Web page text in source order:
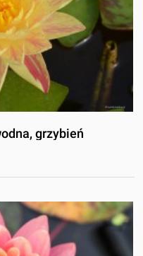
grzybień